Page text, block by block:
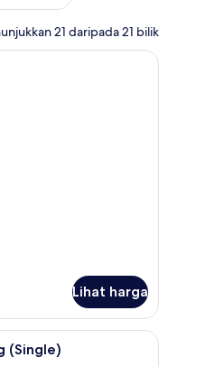
21 daripada 21 bilik
Suite | Peralatan tempat tidur
Lihat harga
bar mini, peti besi dalam bilik
tempat tidur hipoalergenik, bar
(Single)